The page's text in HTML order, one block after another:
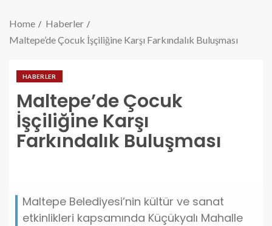
Home
Haberler
Maltepe’de Çocuk İşçiliğine Karşı Farkındalık Buluşması
HABERLER
Maltepe’de Çocuk
İşçiliğine Karşı
Farkındalık Buluşması
maltepede-cocuk-isciligine-karsi-farkindalik-
Maltepe Belediyesi’nin kültür ve sanat
etkinlikleri kapsamında Küçükyalı Mahalle